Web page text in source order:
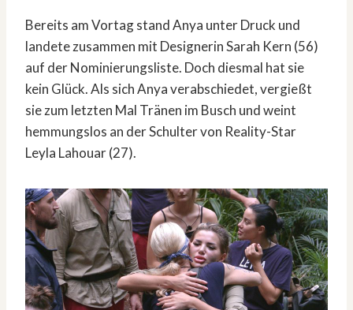
Bereits am Vortag stand Anya unter Druck und
landete zusammen mit Designerin Sarah Kern (56)
auf der Nominierungsliste. Doch diesmal hat sie
kein Glück. Als sich Anya verabschiedet, vergießt
sie zum letzten Mal Tränen im Busch und weint
hemmungslos an der Schulter von Reality-Star
Leyla Lahouar (27).